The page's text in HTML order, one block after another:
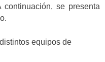
se presenta
equipos de